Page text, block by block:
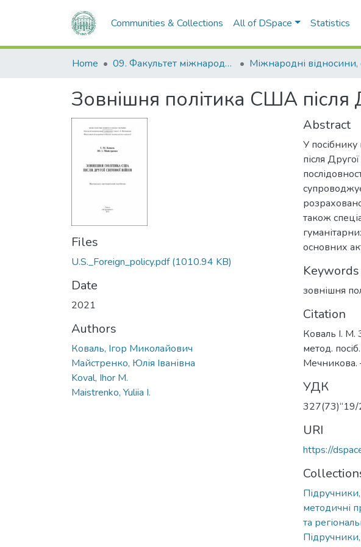
Communities & Collections All of DSpace Statistics
Home 09. Факультет міжнародних відносин, політології та соціології
Зовнішня політика США після
Files
U.S._Foreign_policy.pdf(1010.94 KB)
Date
2021
Authors
Коваль, Ігор Миколайович
Майстренко, Юлія Іванівна
Koval, Ihor M.
Maistrenko, Yuliia I.
Abstract
У
після
також
основних
Keywords
зовнішня
Citation
Коваль І. М.
метод.
Мечникова.
УДК
327(73)“19/
URI
https://
методичні
та